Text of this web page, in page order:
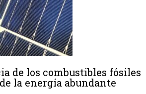
de los combustibles fósiles
la energía abundante